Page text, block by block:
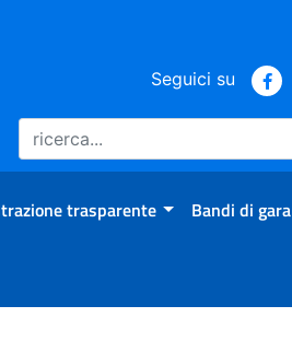
Seguici su
trasparente Bandi di gara